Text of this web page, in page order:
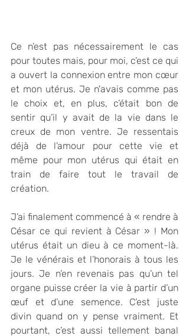
Ce n’est pas nécessairement le cas
pour toutes mais, pour moi, c’est ce qui
a ouvert la connexion entre mon cœur
et mon utérus. Je n'avais comme pas
le choix et, en plus, c’était bon de
sentir qu’il y avait de la vie dans le
creux de mon ventre. Je ressentais
déjà de l’amour pour cette vie et
même pour mon utérus qui était en
train de faire tout le travail de
création.
J’ai finalement commencé à « rendre à
César ce qui revient à César » ! Mon
utérus était un dieu à ce moment-là.
Je le vénérais et l’honorais à tous les
jours. Je n’en revenais pas qu’un tel
organe puisse créer la vie à partir d’un
œuf et d’une semence. C’est juste
divin quand on y pense vraiment. Et
pourtant, c’est aussi tellement banal